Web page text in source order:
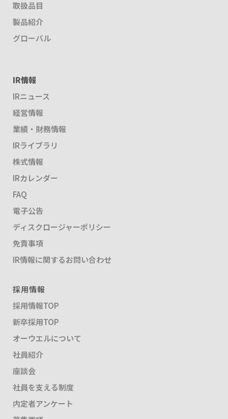
取扱品目
製品紹介
グローバル
IR情報
IRニュース
経営情報
業績・財務情報
IRライブラリ
株式情報
IRカレンダー
FAQ
電子公告
ディスクロージャーポリシー
免責事項
IR情報に関するお問い合わせ
採用情報
採用情報TOP
新卒採用TOP
オーウエルについて
社員紹介
座談会
社員を支える制度
内定者アンケート